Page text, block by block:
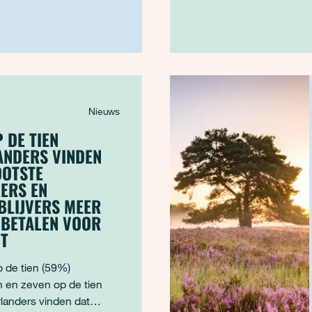
teru
Nieuws
DE TIEN
VINDEN
EN
MEER
VOOR
de tien (59%)
en zeven op de tien
vinden dat